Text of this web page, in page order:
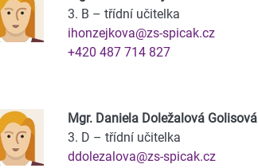
3. B – třídní učitelka
ihonzejkova@zs-spicak.cz
+420 487 714 827
Mgr. Daniela Doležalová Golisová
3. D – třídní učitelka
ddolezalova@zs-spicak.cz